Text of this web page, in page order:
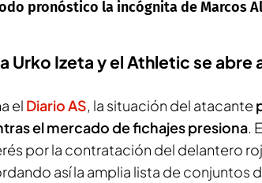
pronóstico la incógnita de Marcos
Urko Izeta y el Athletic se abre
el Diario AS, la situación del atacante
el mercado de fichajes presiona.
por la contratación del delantero
así la amplia lista de conjuntos